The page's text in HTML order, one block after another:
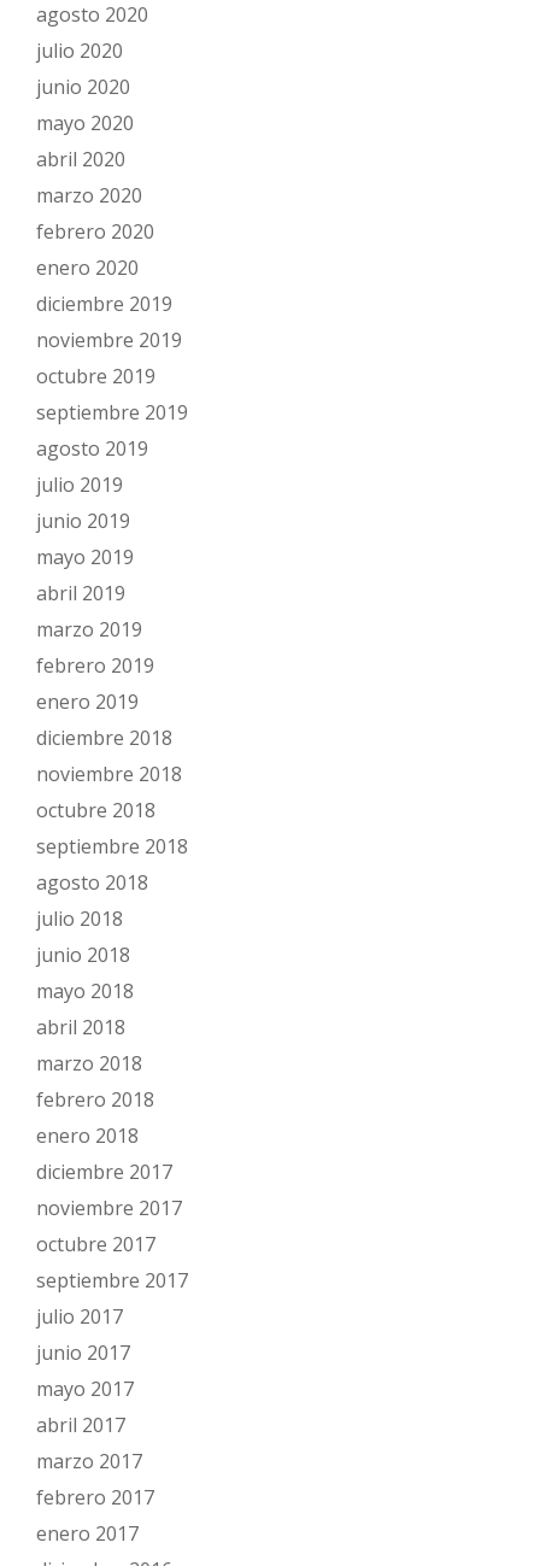
agosto 2020
julio 2020
junio 2020
mayo 2020
abril 2020
marzo 2020
febrero 2020
enero 2020
diciembre 2019
noviembre 2019
octubre 2019
septiembre 2019
agosto 2019
julio 2019
junio 2019
mayo 2019
abril 2019
marzo 2019
febrero 2019
enero 2019
diciembre 2018
noviembre 2018
octubre 2018
septiembre 2018
agosto 2018
julio 2018
junio 2018
mayo 2018
abril 2018
marzo 2018
febrero 2018
enero 2018
diciembre 2017
noviembre 2017
octubre 2017
septiembre 2017
julio 2017
junio 2017
mayo 2017
abril 2017
marzo 2017
febrero 2017
enero 2017